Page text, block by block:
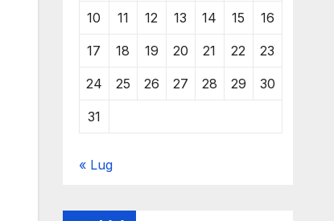
10 11 12 13 14 15 16
17 18 19 20 21 22 23
24 25 26 27 28 29 30
31
« Lug